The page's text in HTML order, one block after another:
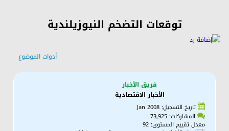
توقعات التضخم النيوزيلندية
أدوات الموضوع
فريق الأخبار
الأخبار الاقتصادية
تاريخ التسجيل: Jan 2008
المشاركات: 73,925
معدل تقييم المستوى:92